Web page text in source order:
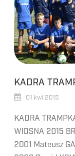
KADRA
01 kwi 2015
KADRA
WIOSNA 2015
2001 Mateusz